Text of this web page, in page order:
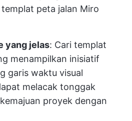
peta jalan Miro
yang jelas: Cari templat
menampilkan inisiatif
garis waktu visual
melacak tonggak
proyek dengan